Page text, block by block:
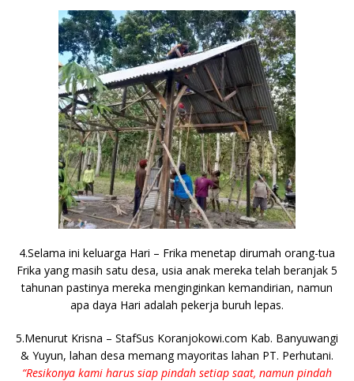
4.Selama ini keluarga Hari – Frika menetap dirumah orang-tua
Frika yang masih satu desa, usia anak mereka telah beranjak 5
tahunan pastinya mereka menginginkan kemandirian, namun
apa daya Hari adalah pekerja buruh lepas.
5.Menurut Krisna – StafSus Koranjokowi.com Kab. Banyuwangi
& Yuyun, lahan desa memang mayoritas lahan PT. Perhutani.
“Resikonya kami harus siap pindah setiap saat, namun pindah